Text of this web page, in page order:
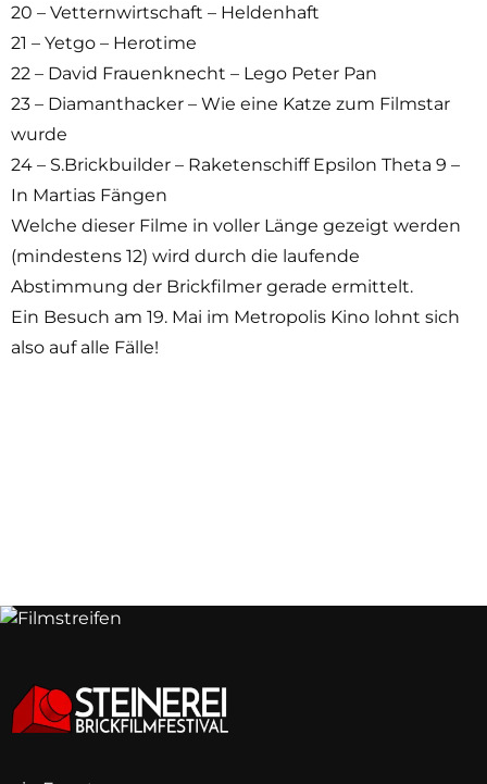
20 – Vetternwirtschaft – Heldenhaft
21 – Yetgo – Herotime
22 – David Frauenknecht – Lego Peter Pan
23 – Diamanthacker – Wie eine Katze zum Filmstar
wurde
24 – S.Brickbuilder – Raketenschiff Epsilon Theta 9 –
In Martias Fängen
Welche dieser Filme in voller Länge gezeigt werden
(mindestens 12) wird durch die laufende
Abstimmung der Brickfilmer gerade ermittelt.
Ein Besuch am 19. Mai im Metropolis Kino lohnt sich
also auf alle Fälle!